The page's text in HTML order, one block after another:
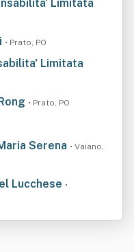
Limitata
• Prato, PO
Limitata
• Prato, PO
Serena • Vaiano,
Lucchese •